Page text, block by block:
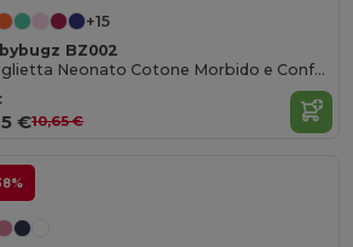
+15
BZ002
Maglietta Neonato Cotone Morbido e Confortevole
€10,65 €